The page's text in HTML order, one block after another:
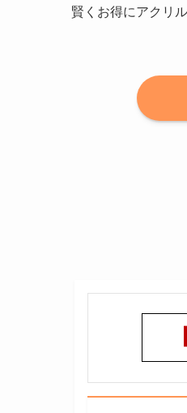
賢くお得にアクリ